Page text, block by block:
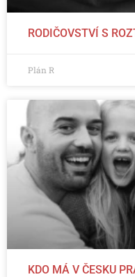
RODIČOVSTVÍ S
Plán R
KDO MÁ V ČESKU